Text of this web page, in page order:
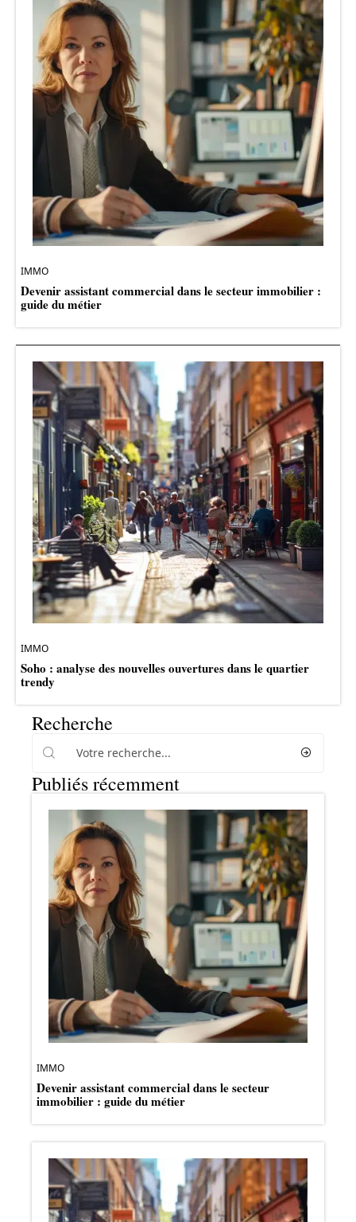
IMMO
Devenir assistant commercial dans le secteur immobilier :
guide du métier
IMMO
Soho : analyse des nouvelles ouvertures dans le quartier
trendy
Recherche
Publiés récemment
IMMO
Devenir assistant commercial dans le secteur
immobilier : guide du métier